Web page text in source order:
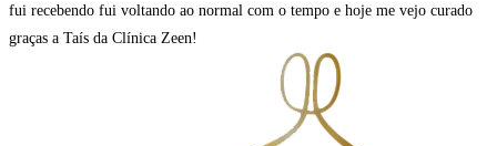
fui recebendo fui voltando ao normal com o tempo e hoje me vejo curado
graças a Taís da Clínica Zeen!